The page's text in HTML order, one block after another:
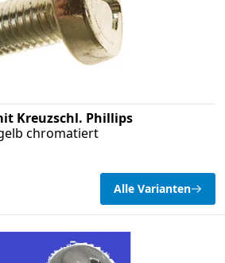
Kreuzschl. Phillips
chromatiert
Alle Varianten